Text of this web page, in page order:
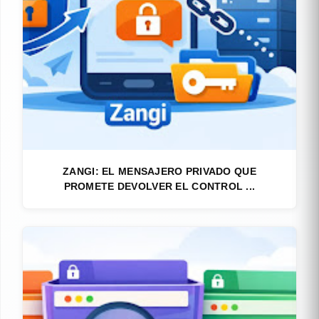
ZANGI: EL MENSAJERO PRIVADO QUE
PROMETE DEVOLVER EL CONTROL ...